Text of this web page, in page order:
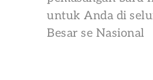
untuk Anda di
Besar se Nasional